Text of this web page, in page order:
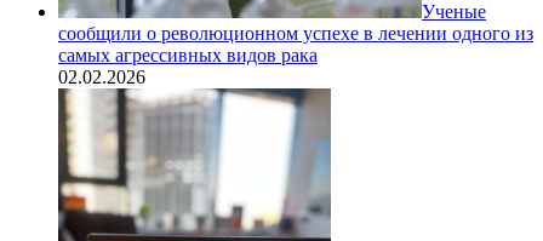
Ученые
сообщили о революционном успехе в лечении одного из
самых агрессивных видов рака
02.02.2026